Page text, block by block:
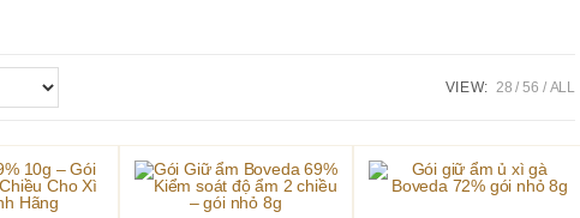
VIEW: 28 56 ALL